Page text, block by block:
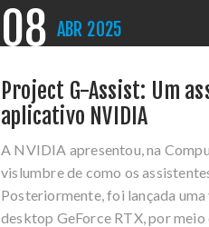
08 ABR 2025
Project G-Assist: Um
aplicativo NVIDIA
A NVIDIA apresentou, na
vislumbre de como os
Posteriormente, foi lançada
desktop GeForce RTX, por